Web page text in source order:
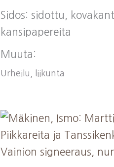
Sidos: sidottu,
kansipapereita
Muuta:
Urheilu, liikunta